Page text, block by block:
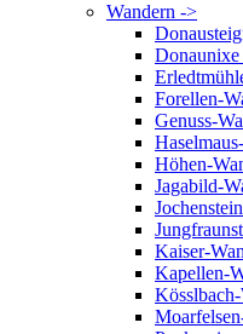
Wandern ->
Donaunixe
Forellen-
Genuss-
Höhen-
Jagabild-
Kaiser-
Kapellen-